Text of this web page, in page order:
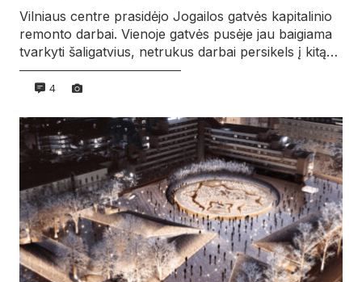
Vilniaus centre prasidėjo Jogailos gatvės kapitalinio
remonto darbai. Vienoje gatvės pusėje jau baigiama
tvarkyti šaligatvius, netrukus darbai persikels į kitą…
4